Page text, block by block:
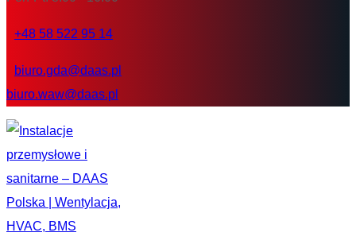
+48 58 522 95 14
biuro.gda@daas.pl
biuro.waw@daas.pl